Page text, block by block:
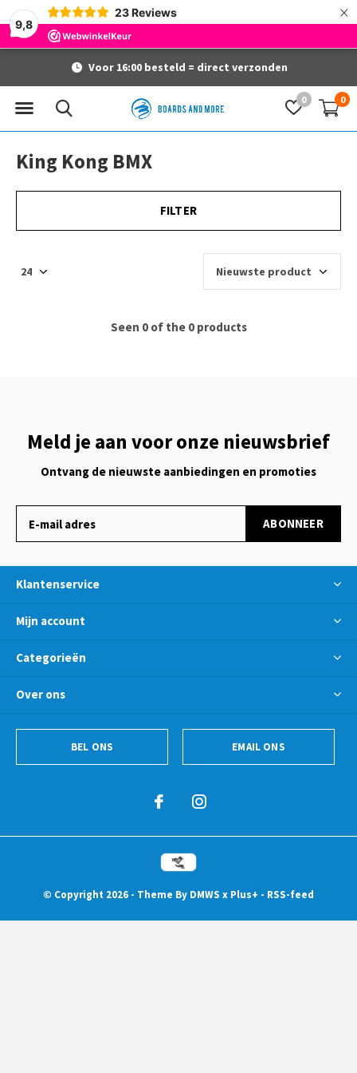
9,8
23 Reviews ×
0 0
Voor 16:00 besteld = direct verzonden
King Kong BMX
FILTER
Seen 0 of the 0 products
Meld je aan voor onze nieuwsbrief
Ontvang de nieuwste aanbiedingen en promoties
ABONNEER
Klantenservice
Mijn account
Categorieën
Over ons
BEL ONS EMAIL ONS
© Copyright 2026 - Theme By DMWS x Plus+ - RSS-feed